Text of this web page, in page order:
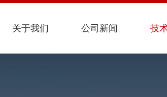
关于我们 公司新闻 技